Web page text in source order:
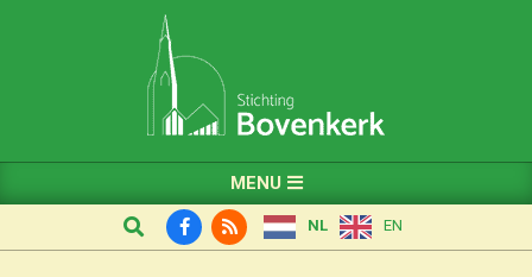
Navigation
MENU
Search NL EN